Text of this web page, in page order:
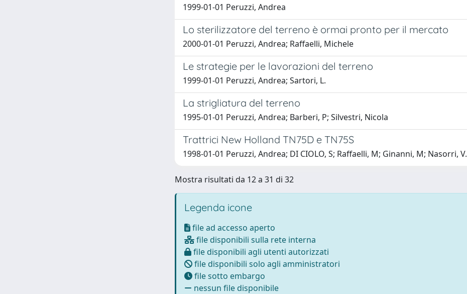
1999-01-01 Peruzzi, Andrea
Lo sterilizzatore del terreno è ormai pronto per il mercato
2000-01-01 Peruzzi, Andrea; Raffaelli, Michele
Le strategie per le lavorazioni del terreno
1999-01-01 Peruzzi, Andrea; Sartori, L.
La strigliatura del terreno
1995-01-01 Peruzzi, Andrea; Barberi, P; Silvestri, Nicola
Trattrici New Holland TN75D e TN75S
1998-01-01 Peruzzi, Andrea; DI CIOLO, S; Raffaelli, M; Ginanni, M; Nasorri, V.
Mostra risultati da 12 a 31 di 32
Legenda icone
file ad accesso aperto
file disponibili sulla rete interna
file disponibili agli utenti autorizzati
file disponibili solo agli amministratori
file sotto embargo
nessun file disponibile